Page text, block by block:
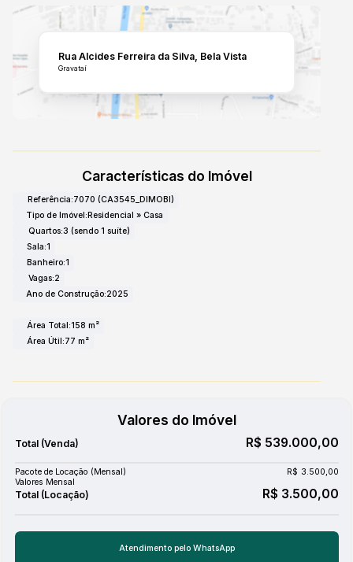
condomínio de alto padrão. Não perca a oportunidade de
conhecer de perto essa propriedade excepcional.
Agende sua visita e descubra todas as possibilidades que
essa casa em Gravataí, Cadiz, pode oferecer para a sua
Rua Alcides Ferreira da Silva Bela Vista
Gravataí
Características do Imóvel
Referência:7070 (CA3545_DIMOBI)
Tipo de Imóvel:Residencial » Casa
Quartos:3 (sendo 1 suíte)
Sala:1
Banheiro:1
Vagas:2
Ano de Construção:2025
Área Total:158 m²
Área Útil:77 m²
Valores do Imóvel
R$ 539.000,00
R$ 3.500,00
Valores Mensal
R$ 3.500,00
Pacote de Locação (Mensal)